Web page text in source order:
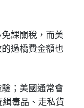
課關稅，而美
過橋費金額也
；美國通常會
毒品、走私貨